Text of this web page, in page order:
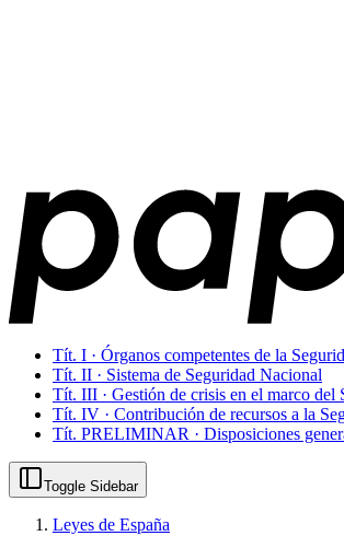
Tít. I · Órganos competentes de la
Tít. II · Sistema de Seguridad Nacional
Tít. III · Gestión de crisis en el marco del
Tít. IV · Contribución de recursos a la
Tít. PRELIMINAR · Disposiciones
Toggle Sidebar
Leyes de España